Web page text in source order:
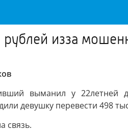
изза
выманил у
девушку перевести 498
связь.